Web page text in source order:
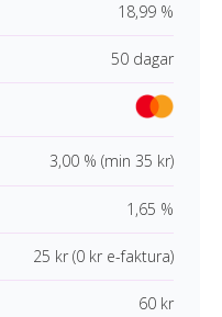
18,99 %
50 dagar
3,00 % (min 35 kr)
1,65 %
25 kr (0 kr e-faktura)
60 kr